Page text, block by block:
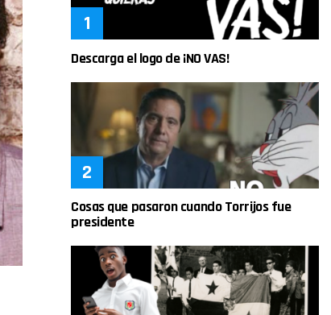
Descarga el logo de ¡NO VAS!
Cosas que pasaron cuando Torrijos fue
presidente